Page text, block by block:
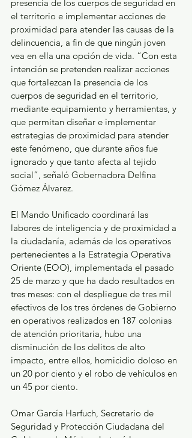
presencia de los cuerpos de seguridad en
el territorio e implementar acciones de
proximidad para atender las causas de la
delincuencia, a fin de que ningún joven
vea en ella una opción de vida. “Con esta
intención se pretenden realizar acciones
que fortalezcan la presencia de los
cuerpos de seguridad en el territorio,
mediante equipamiento y herramientas, y
que permitan diseñar e implementar
estrategias de proximidad para atender
este fenómeno, que durante años fue
ignorado y que tanto afecta al tejido
social”, señaló Gobernadora Delfina
Gómez Álvarez.
El Mando Unificado coordinará las
labores de inteligencia y de proximidad a
la ciudadanía, además de los operativos
pertenecientes a la Estrategia Operativa
Oriente (EOO), implementada el pasado
25 de marzo y que ha dado resultados en
tres meses: con el despliegue de tres mil
efectivos de los tres órdenes de Gobierno
en operativos realizados en 187 colonias
de atención prioritaria, hubo una
disminución de los delitos de alto
impacto, entre ellos, homicidio doloso en
un 20 por ciento y el robo de vehículos en
un 45 por ciento.
Omar García Harfuch, Secretario de
Seguridad y Protección Ciudadana del